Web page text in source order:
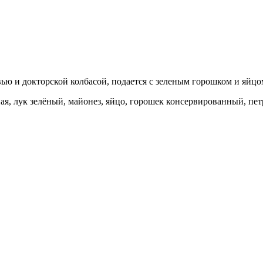
и докторской колбасой, подается с зеленым горошком и
лук зелёный, майонез, яйцо, горошек консервированный,